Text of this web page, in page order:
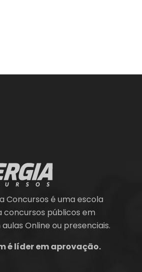
Concursos é uma escola
públicos em
Online ou presenciais.
é líder em aprovação.